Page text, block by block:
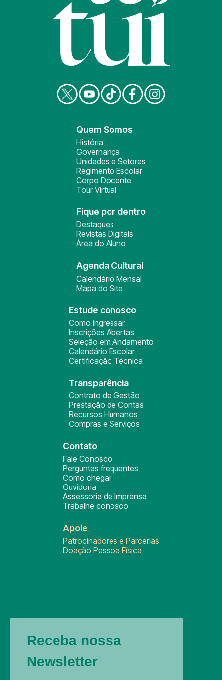
Quem Somos
História
Governança
Unidades e Setores
Regimento Escolar
Corpo Docente
Tour Virtual
Fique por dentro
Destaques
Revistas Digitais
Área do Aluno
Agenda Cultural
Calendário Mensal
Mapa do Site
Estude conosco
Como ingressar
Inscrições Abertas
Seleção em Andamento
Calendário Escolar
Certificação Técnica
Transparência
Contrato de Gestão
Prestação de Contas
Recursos Humanos
Compras e Serviços
Contato
Fale Conosco
Perguntas frequentes
Como chegar
Ouvidoria
Assessoria de Imprensa
Trabalhe conosco
Apoie
Patrocinadores e Parcerias
Doação Pessoa Física